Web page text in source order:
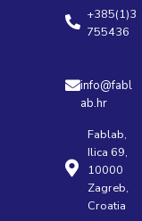
+385(1)3
755436
info@fabl
ab.hr
Fablab,
Ilica 69,
10000
Zagreb,
Croatia